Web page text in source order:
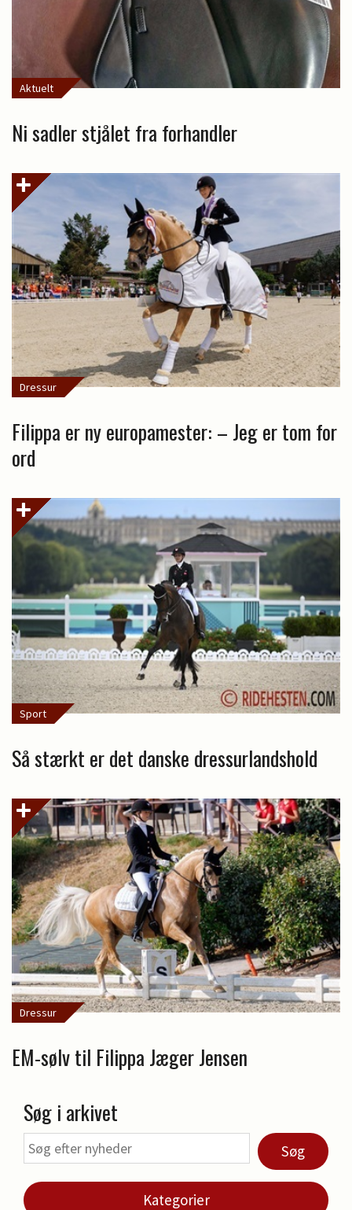
Aktuelt
Ni sadler stjålet fra forhandler
Dressur
Filippa er ny europamester: – Jeg er tom for
ord
Sport
Så stærkt er det danske dressurlandshold
Dressur
EM-sølv til Filippa Jæger Jensen
Søg i arkivet
Søg
Kategorier